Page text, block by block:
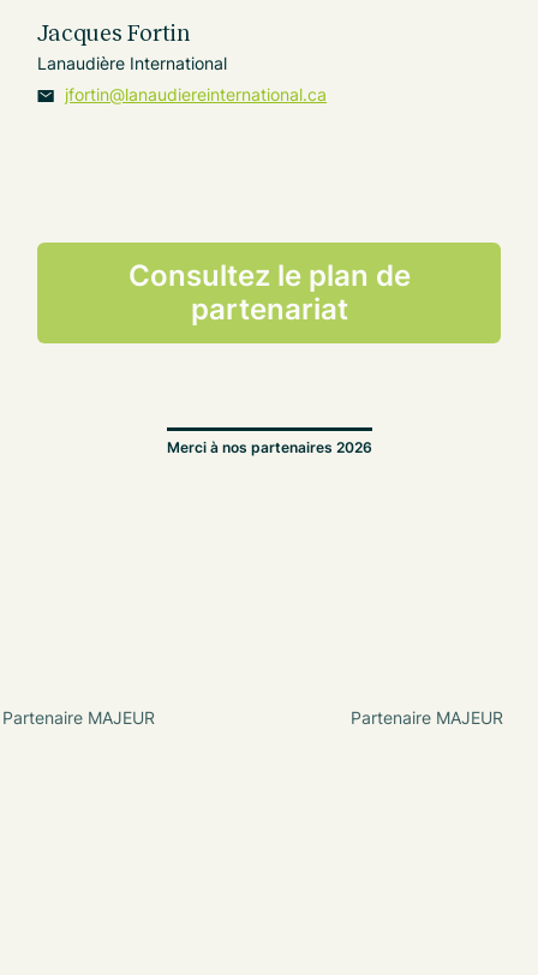
Jacques Fortin
Lanaudière International
jfortin@lanaudiereinternational.ca
Consultez le plan de
partenariat
Merci à nos partenaires 2026
MAJEUR Partenaire MAJEUR